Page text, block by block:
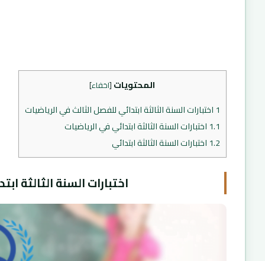
المحتويات [اخفاء]
1 اختبارات السنة الثالثة ابتدائي للفصل الثالث في الرياضيات
1.1 اختبارات السنة الثالثة ابتدائي في الرياضيات
1.2 اختبارات السنة الثالثة ابتدائي
اختبارات السنة الثالثة